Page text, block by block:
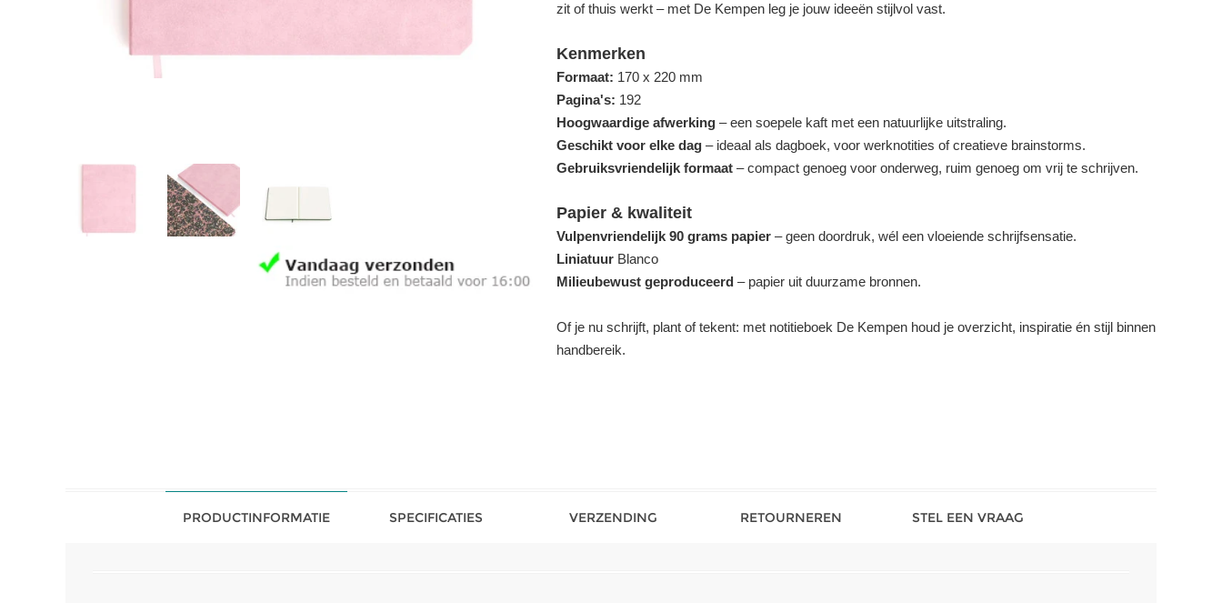
zit of thuis werkt – met De Kempen leg je jouw ideeën stijlvol vast.
Kenmerken
Formaat: 170 x 220 mm
Pagina's: 192
Hoogwaardige afwerking – een soepele kaft met een natuurlijke uitstraling.
Geschikt voor elke dag – ideaal als dagboek, voor werknotities of creatieve brainstorms.
Gebruiksvriendelijk formaat – compact genoeg voor onderweg, ruim genoeg om vrij te schrijven.
Papier & kwaliteit
Vulpenvriendelijk 90 grams papier – geen doordruk, wél een vloeiende schrijfsensatie.
Liniatuur Blanco
Milieubewust geproduceerd – papier uit duurzame bronnen.
Of je nu schrijft, plant of tekent: met notitieboek De Kempen houd je overzicht, inspiratie én stijl binnen
handbereik.
PRODUCTINFORMATIE SPECIFICATIES VERZENDING RETOURNEREN STEL EEN VRAAG